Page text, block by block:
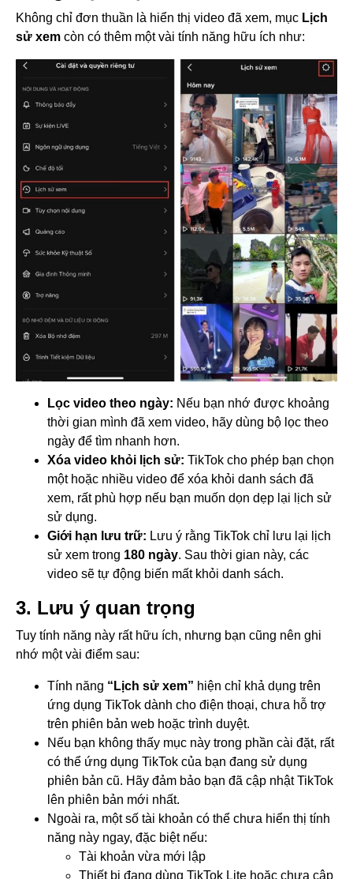
Không chỉ đơn thuần là hiển thị video đã xem, mục Lịch
sử xem còn có thêm một vài tính năng hữu ích như:
Lọc video theo ngày: Nếu bạn nhớ được khoảng
thời gian mình đã xem video, hãy dùng bộ lọc theo
ngày để tìm nhanh hơn.
Xóa video khỏi lịch sử: TikTok cho phép bạn chọn
một hoặc nhiều video để xóa khỏi danh sách đã
xem, rất phù hợp nếu bạn muốn dọn dẹp lại lịch sử
sử dụng.
Giới hạn lưu trữ: Lưu ý rằng TikTok chỉ lưu lại lịch
sử xem trong 180 ngày. Sau thời gian này, các
video sẽ tự động biến mất khỏi danh sách.
3. Lưu ý quan trọng
Tuy tính năng này rất hữu ích, nhưng bạn cũng nên ghi
nhớ một vài điểm sau:
Tính năng “Lịch sử xem” hiện chỉ khả dụng trên
ứng dụng TikTok dành cho điện thoại, chưa hỗ trợ
trên phiên bản web hoặc trình duyệt.
Nếu bạn không thấy mục này trong phần cài đặt, rất
có thể ứng dụng TikTok của bạn đang sử dụng
phiên bản cũ. Hãy đảm bảo bạn đã cập nhật TikTok
lên phiên bản mới nhất.
Ngoài ra, một số tài khoản có thể chưa hiển thị tính
năng này ngay, đặc biệt nếu:
Tài khoản vừa mới lập
Thiết bị đang dùng TikTok Lite hoặc chưa cập